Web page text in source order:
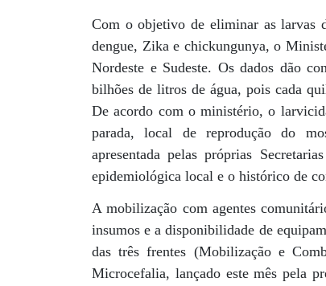
Com o objetivo de eliminar as larvas
dengue, Zika e chickungunya, o
Nordeste e Sudeste. Os dados dão
bilhões de litros de água, pois cada
De acordo com o ministério, o
parada, local de reprodução do
apresentada pelas próprias
epidemiológica local e o histórico de
A mobilização com agentes
insumos e a disponibilidade de
das três frentes (Mobilização e
Microcefalia, lançado este mês pela